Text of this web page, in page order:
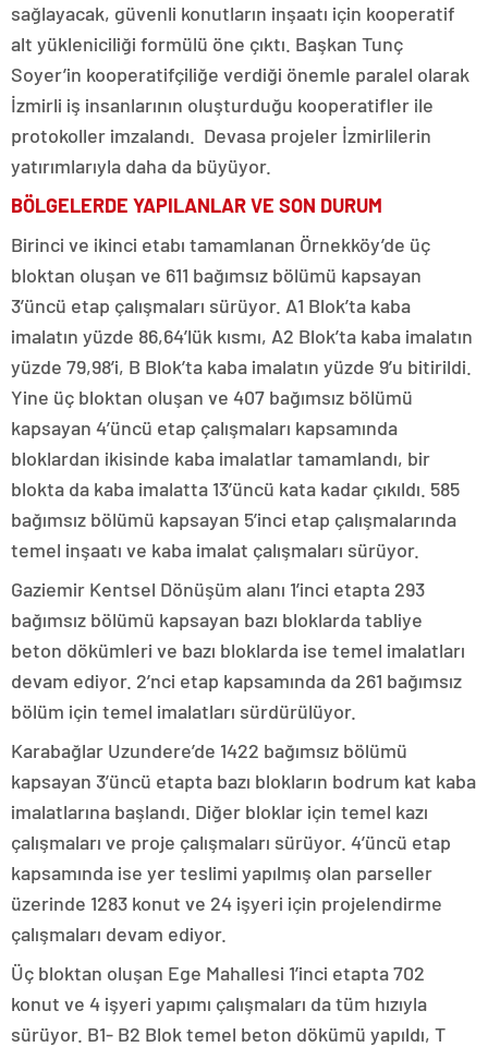
sağlayacak, güvenli konutların inşaatı için kooperatif
alt yükleniciliği formülü öne çıktı. Başkan Tunç
Soyer’in kooperatifçiliğe verdiği önemle paralel olarak
İzmirli iş insanlarının oluşturduğu kooperatifler ile
protokoller imzalandı. Devasa projeler İzmirlilerin
yatırımlarıyla daha da büyüyor.
BÖLGELERDE YAPILANLAR VE SON DURUM
Birinci ve ikinci etabı tamamlanan Örnekköy’de üç
bloktan oluşan ve 611 bağımsız bölümü kapsayan
3’üncü etap çalışmaları sürüyor. A1 Blok’ta kaba
imalatın yüzde 86,64’lük kısmı, A2 Blok’ta kaba imalatın
yüzde 79,98’i, B Blok’ta kaba imalatın yüzde 9’u bitirildi.
Yine üç bloktan oluşan ve 407 bağımsız bölümü
kapsayan 4’üncü etap çalışmaları kapsamında
bloklardan ikisinde kaba imalatlar tamamlandı, bir
blokta da kaba imalatta 13’üncü kata kadar çıkıldı. 585
bağımsız bölümü kapsayan 5’inci etap çalışmalarında
temel inşaatı ve kaba imalat çalışmaları sürüyor.
Gaziemir Kentsel Dönüşüm alanı 1’inci etapta 293
bağımsız bölümü kapsayan bazı bloklarda tabliye
beton dökümleri ve bazı bloklarda ise temel imalatları
devam ediyor. 2’nci etap kapsamında da 261 bağımsız
bölüm için temel imalatları sürdürülüyor.
Karabağlar Uzundere’de 1422 bağımsız bölümü
kapsayan 3’üncü etapta bazı blokların bodrum kat kaba
imalatlarına başlandı. Diğer bloklar için temel kazı
çalışmaları ve proje çalışmaları sürüyor. 4’üncü etap
kapsamında ise yer teslimi yapılmış olan parseller
üzerinde 1283 konut ve 24 işyeri için projelendirme
çalışmaları devam ediyor.
Üç bloktan oluşan Ege Mahallesi 1’inci etapta 702
konut ve 4 işyeri yapımı çalışmaları da tüm hızıyla
sürüyor. B1- B2 Blok temel beton dökümü yapıldı, T